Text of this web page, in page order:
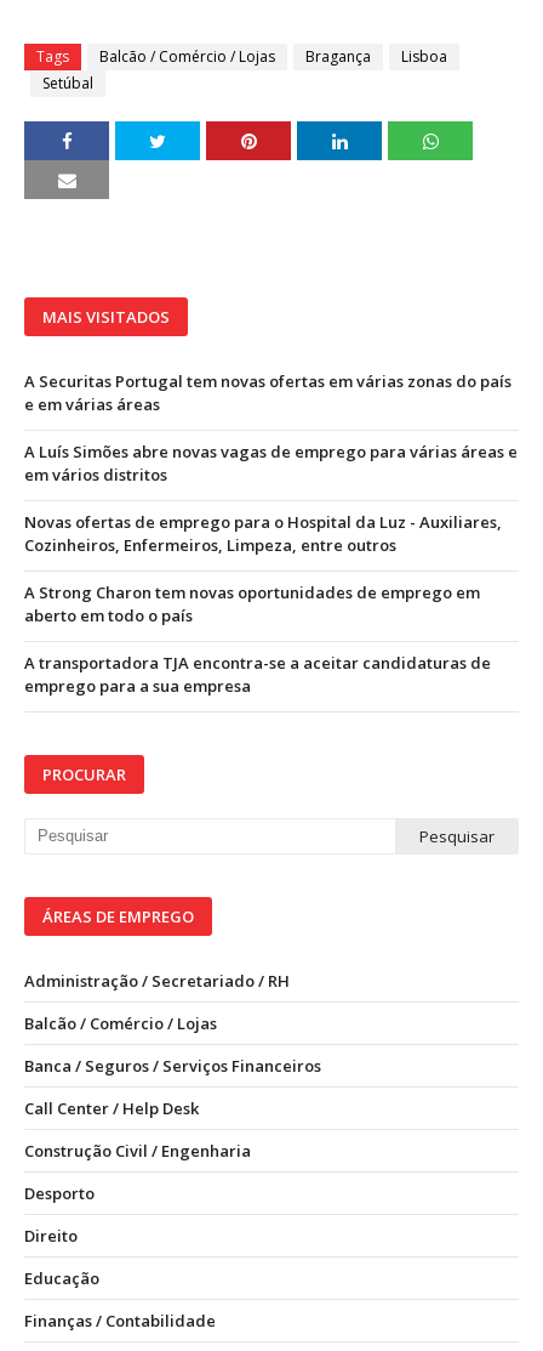
Tags Balcão / Comércio / Lojas Bragança
Lisboa
Setúbal
MAIS VISITADOS
A Securitas Portugal tem novas ofertas em várias zonas do país
e em várias áreas
A Luís Simões abre novas vagas de emprego para várias áreas e
em vários distritos
Novas ofertas de emprego para o Hospital da Luz - Auxiliares,
Cozinheiros, Enfermeiros, Limpeza, entre outros
A Strong Charon tem novas oportunidades de emprego em
aberto em todo o país
A transportadora TJA encontra-se a aceitar candidaturas de
emprego para a sua empresa
PROCURAR
ÁREAS DE EMPREGO
Administração / Secretariado / RH
Balcão / Comércio / Lojas
Banca / Seguros / Serviços Financeiros
Call Center / Help Desk
Construção Civil / Engenharia
Desporto
Direito
Educação
Finanças / Contabilidade